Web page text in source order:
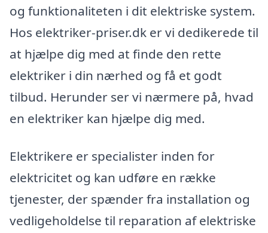
og funktionaliteten i dit elektriske system.
Hos elektriker-priser.dk er vi dedikerede til
at hjælpe dig med at finde den rette
elektriker i din nærhed og få et godt
tilbud. Herunder ser vi nærmere på, hvad
en elektriker kan hjælpe dig med.
Elektrikere er specialister inden for
elektricitet og kan udføre en række
tjenester, der spænder fra installation og
vedligeholdelse til reparation af elektriske